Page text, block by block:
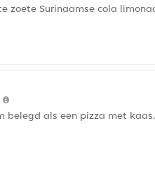
zoete Surinaamse cola
belegd als een pizza met